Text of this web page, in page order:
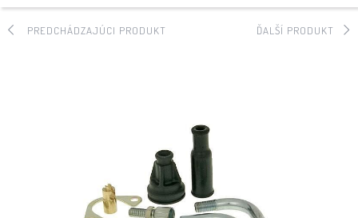
PREDCHÁDZAJÚCI PRODUKT ĎALŠÍ PRODUKT